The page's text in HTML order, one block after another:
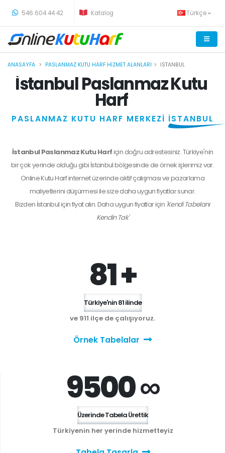
546 604 44 42 Katalog Türkçe
ANASAYFA PASLANMAZ KUTU HARF HIZMET ALANLARI İSTANBUL
İstanbul Paslanmaz Kutu
Harf
PASLANMAZ KUTU HARF MERKEZİ İSTANBUL
İstanbul Paslanmaz Kutu Harfiçin doğru adrestesiniz. Türkiye'nin
bir çok yerinde olduğu gibi İstanbul bölgesinde de örnek işlerimiz var.
Online Kutu Harf internet üzerinde aktif çalışması ve pazarlama
maliyetlerini düşürmesi ile size daha uygun fiyatlar sunar.
Bizden İstanbuliçin fiyat alın. Daha uygun fiyatlar için 'Kendi Tabelanı
Kendin Tak'
81 +
Türkiye'nin 81 ilinde
ve 911 ilçe de çalışıyoruz.
Örnek Tabelalar
9500 ∞
Üzerinde Tabela Ürettik
Türkiyenin her yerinde hizmetteyiz